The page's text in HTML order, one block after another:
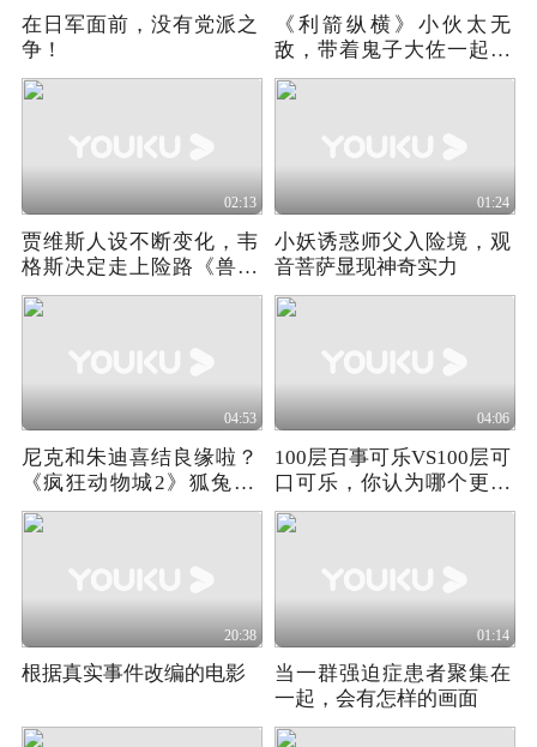
在日军面前，没有党派之
争！
《利箭纵横》小伙太无
敌，带着鬼子大佐一起坠
机
02:13
贾维斯人设不断变化，韦
格斯决定走上险路《兽藏
我心》02
01:24
小妖诱惑师父入险境，观
音菩萨显现神奇实力
04:53
尼克和朱迪喜结良缘啦？
《疯狂动物城2》狐兔CP
兑现9年之约
04:06
100层百事可乐VS100层可
口可乐，你认为哪个更加
坚固
20:38
根据真实事件改编的电影
01:14
当一群强迫症患者聚集在
一起，会有怎样的画面